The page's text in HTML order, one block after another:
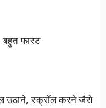
बहुत फास्ट
उठाने, स्क्रॉल करने जैसे